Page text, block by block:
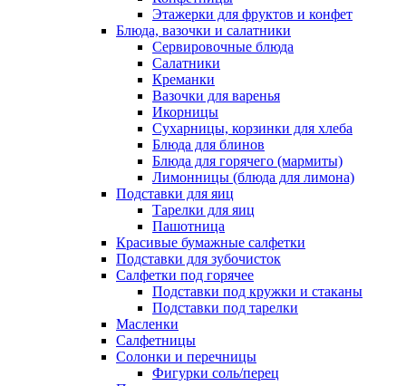
Этажерки для фруктов и конфет
Блюда, вазочки и салатники
Сервировочные блюда
Салатники
Креманки
Вазочки для варенья
Икорницы
Сухарницы, корзинки для хлеба
Блюда для блинов
Блюда для горячего (мармиты)
Лимонницы (блюда для лимона)
Подставки для яиц
Тарелки для яиц
Пашотница
Красивые бумажные салфетки
Подставки для зубочисток
Салфетки под горячее
Подставки под кружки и стаканы
Подставки под тарелки
Масленки
Салфетницы
Солонки и перечницы
Фигурки соль/перец